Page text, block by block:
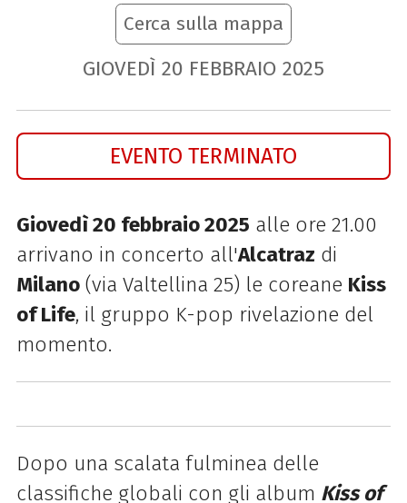
Cerca sulla mappa
GIOVEDÌ 20 FEBBRAIO 2025
EVENTO TERMINATO
Giovedì 20 febbraio 2025 alle ore 21.00
arrivano in concerto all'Alcatraz di
Milano(via Valtellina 25) le coreane Kiss
of Life, il gruppo K-pop rivelazione del
momento.
Dopo una scalata fulminea delle
classifiche globali con gli album Kiss of